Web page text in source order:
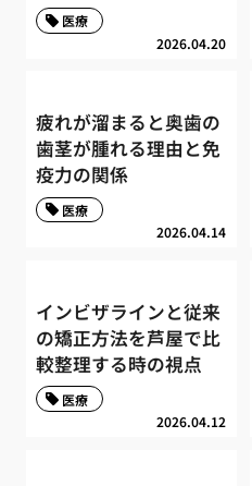
2026.04.20
医療
疲れが溜まると奥歯の
歯茎が腫れる理由と免
疫力の関係
2026.04.14
医療
インビザラインと従来
の矯正方法を芦屋で比
較整理する時の視点
2026.04.12
医療